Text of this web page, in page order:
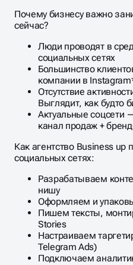
Почему бизнесу важно
сейчас?
Люди проводят в
социальных сетях
Большинство
компании в
Отсутствие
Выглядит, как будто
Актуальные соцсети
канал продаж +
Как агентство Business up
социальных сетях:
Разрабатываем
нишу
Оформляем и
Пишем тексты,
Stories
Настраиваем
Telegram Ads)
Подключаем